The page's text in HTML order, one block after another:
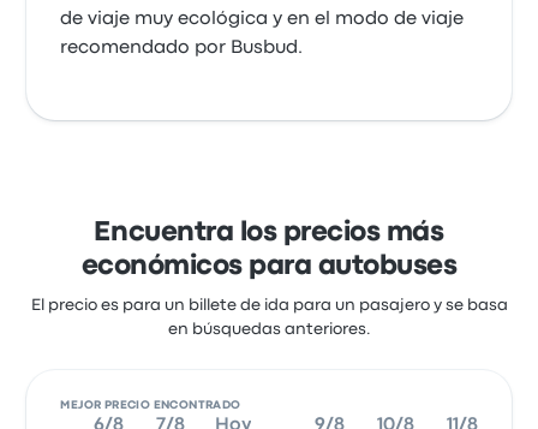
de viaje muy ecológica y en el modo de viaje
recomendado por Busbud.
Encuentra los precios más
económicos para autobuses
El precio es para un billete de ida para un pasajero y se basa
en búsquedas anteriores.
MEJOR PRECIO ENCONTRADO
6/8 7/8 Hoy 9/8 10/8 11/8